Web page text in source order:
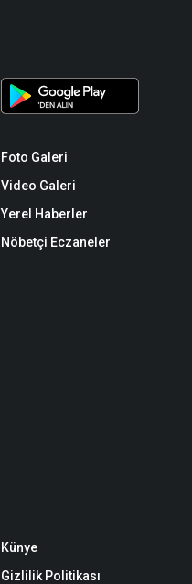
Foto Galeri
Video Galeri
Yerel Haberler
Nöbetçi Eczaneler
Künye
Gizlilik Politikası